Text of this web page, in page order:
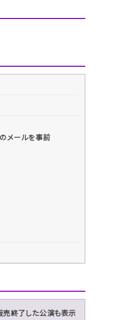
メールを事前
売終了した公演も表示